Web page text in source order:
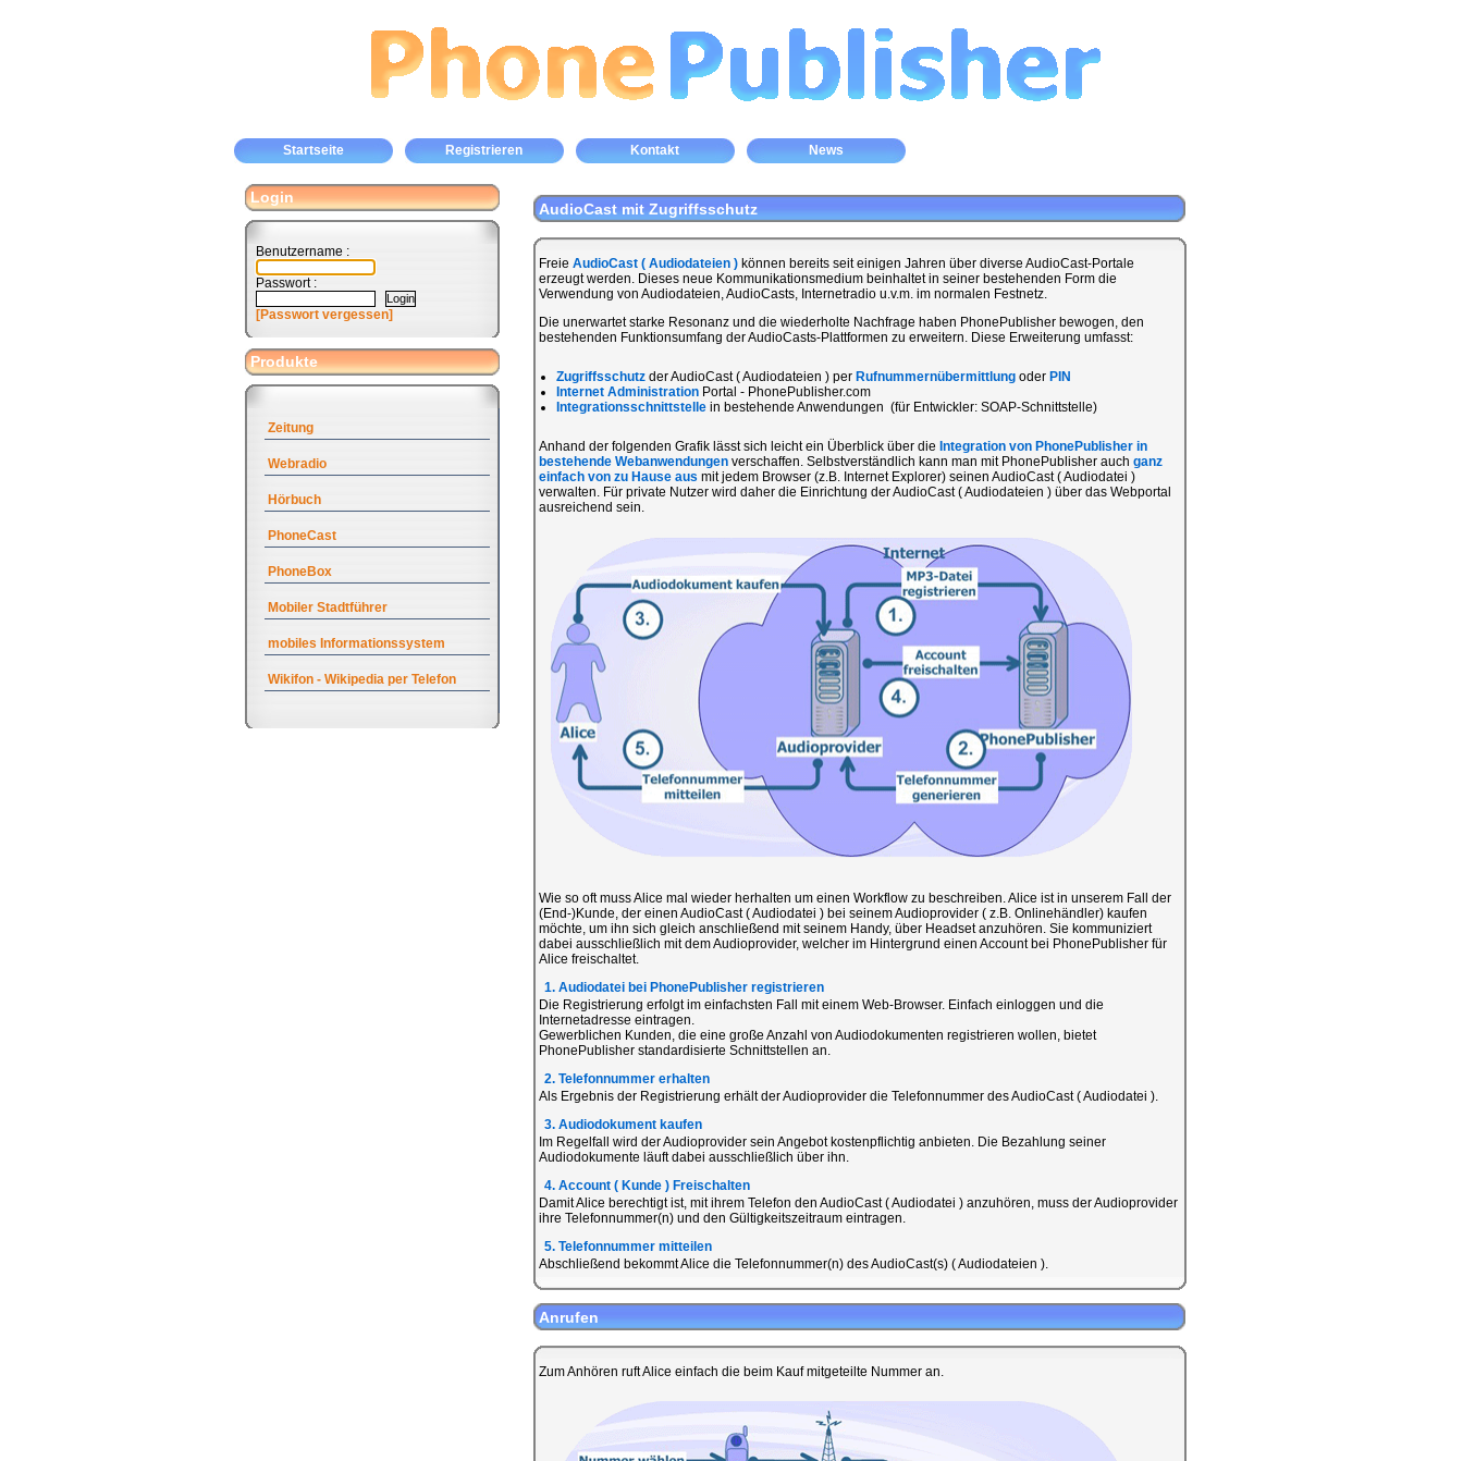
Startseite Registrieren Kontakt News
Login
Benutzername :
Passwort :
[Passwort vergessen]
Produkte
Zeitung
Webradio
Hörbuch
PhoneCast
PhoneBox
Mobiler Stadtführer
mobiles Informationssystem
Wikifon - Wikipedia per Telefon
AudioCast mit Zugriffsschutz
Freie AudioCast ( Audiodateien ) können bereits seit einigen Jahren über diverse AudioCast-Portale
erzeugt werden. Dieses neue Kommunikationsmedium beinhaltet in seiner bestehenden Form die
Verwendung von Audiodateien, AudioCasts, Internetradio u.v.m. im normalen Festnetz.
Die unerwartet starke Resonanz und die wiederholte Nachfrage haben PhonePublisher bewogen, den
bestehenden Funktionsumfang der AudioCasts-Plattformen zu erweitern. Diese Erweiterung umfasst:
Zugriffsschutz der AudioCast ( Audiodateien ) per Rufnummernübermittlung oder PIN
Internet Administration Portal - PhonePublisher.com
Integrationsschnittstelle in bestehende Anwendungen (für Entwickler: SOAP-Schnittstelle)
Anhand der folgenden Grafik lässt sich leicht ein Überblick über die Integration von PhonePublisher in
bestehende Webanwendungen verschaffen. Selbstverständlich kann man mit PhonePublisher auch ganz
einfach von zu Hause aus mit jedem Browser (z.B. Internet Explorer) seinen AudioCast ( Audiodatei )
verwalten. Für private Nutzer wird daher die Einrichtung der AudioCast ( Audiodateien ) über das Webportal
ausreichend sein.
Wie so oft muss Alice mal wieder herhalten um einen Workflow zu beschreiben. Alice ist in unserem Fall der
(End-)Kunde, der einen AudioCast ( Audiodatei ) bei seinem Audioprovider ( z.B. Onlinehändler) kaufen
möchte, um ihn sich gleich anschließend mit seinem Handy, über Headset anzuhören. Sie kommuniziert
dabei ausschließlich mit dem Audioprovider, welcher im Hintergrund einen Account bei PhonePublisher für
Alice freischaltet.
1. Audiodatei bei PhonePublisher registrieren
Die Registrierung erfolgt im einfachsten Fall mit einem Web-Browser. Einfach einloggen und die
Internetadresse eintragen.
Gewerblichen Kunden, die eine große Anzahl von Audiodokumenten registrieren wollen, bietet
PhonePublisher standardisierte Schnittstellen an.
2. Telefonnummer erhalten
Als Ergebnis der Registrierung erhält der Audioprovider die Telefonnummer des AudioCast ( Audiodatei ).
3. Audiodokument kaufen
Im Regelfall wird der Audioprovider sein Angebot kostenpflichtig anbieten. Die Bezahlung seiner
Audiodokumente läuft dabei ausschließlich über ihn.
4. Account ( Kunde ) Freischalten
Damit Alice berechtigt ist, mit ihrem Telefon den AudioCast ( Audiodatei ) anzuhören, muss der Audioprovider
ihre Telefonnummer(n) und den Gültigkeitszeitraum eintragen.
5. Telefonnummer mitteilen
Abschließend bekommt Alice die Telefonnummer(n) des AudioCast(s) ( Audiodateien ).
Anrufen
Zum Anhören ruft Alice einfach die beim Kauf mitgeteilte Nummer an.